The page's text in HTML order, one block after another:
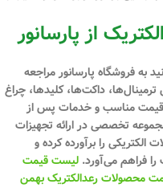
از پارسانور
به فروشگاه پارسانور مراجعه
داکت‌ها، کلیدها، چراغ
قیمت مناسب و خدمات پس از
تخصصی در ارائه تجهیزات
الکتریکی را برآورده کرده و
فراهم می‌آورد. لیست قیمت
محصولات رعدالکتریک بهمن